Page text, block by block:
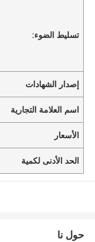
تسليط الضوء:
إصدار الشهادات
اسم العلامة التجارية
الأسعار
الحد الأدنى لكمية
حول نا